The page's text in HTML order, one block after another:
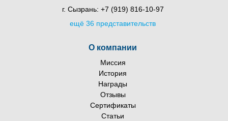
О компании
Миссия
История
Награды
Отзывы
Сертификаты
Статьи
г. Сызрань: +7 (919) 816-10-97
ещё 36 представительств